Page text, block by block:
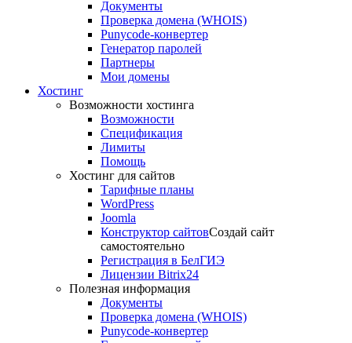
Документы
Проверка домена (WHOIS)
Punycode-конвертер
Генератор паролей
Партнеры
Мои домены
Хостинг
Возможности хостинга
Возможности
Спецификация
Лимиты
Помощь
Хостинг для сайтов
Тарифные планы
WordPress
Joomla
Конструктор сайтовСоздай сайт
самостоятельно
Регистрация в БелГИЭ
Лицензии Bitrix24
Полезная информация
Документы
Проверка домена (WHOIS)
Punycode-конвертер